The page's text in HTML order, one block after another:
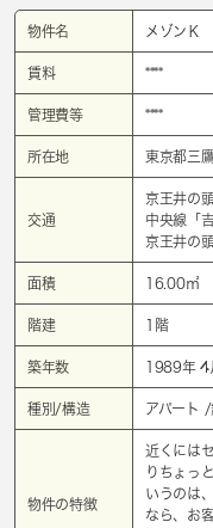
物件名 メゾンＫ
賃料 ****
管理費等 ****
所在地 東京都三
交通
京王井の
中央線「
京王井の
面積 16.00㎡
階建 1階
築年数 1989年 4
種別/構造 アパート
物件の特徴
近くには
りちょっ
いうのは
なら、お